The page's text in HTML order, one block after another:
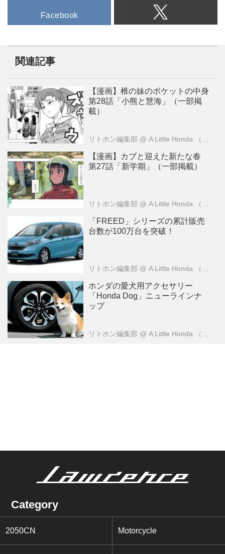
Facebook
関連記事
【漫画】椎の妹のポケットの中身
第28話「小熊と慧海」（一部掲
載）
リトホン編集部 @ A Little Honda （ア・リトル・ホンダ）編集部
【漫画】カブと迎えた新たな春
第27話「新学期」（一部掲載）
リトホン編集部 @ A Little Honda （ア・リトル・ホンダ）編集部
「FREED」シリーズの累計販売
台数が100万台を突破！
リトホン編集部 @ A Little Honda （ア・リトル・ホンダ）編集部
ホンダの愛犬用アクセサリー
「Honda Dog」ニューラインナ
ップ
リトホン編集部 @ A Little Honda （ア・リトル・ホンダ）編集部
Category
2050CN Motorcycle